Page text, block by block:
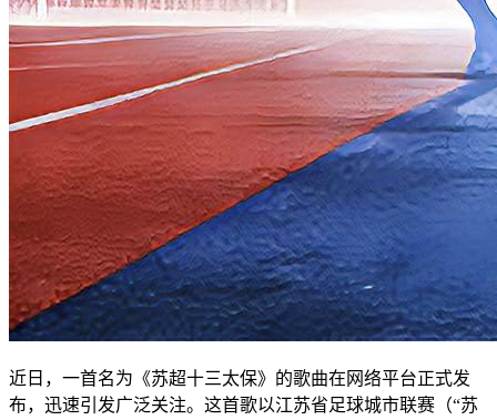
近日，一首名为《苏超十三太保》的歌曲在网络平台正式发
布，迅速引发广泛关注。这首歌以江苏省足球城市联赛（“苏